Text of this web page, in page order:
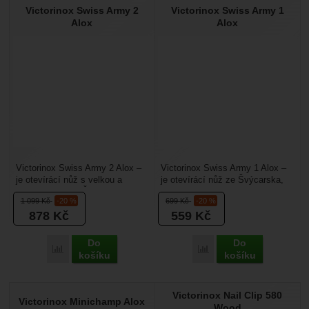
Victorinox Swiss Army 2
Alox
1 099Kč -20 %
878 Kč
Přidat 'Victorinox Swiss Army 2 Alox' k porovnání
Do
košíku
Victorinox Swiss Army 2 Alox –
je otevírácí nůž s velkou a
malou čepelí ze Švýcarska,
který se hodí na...
Victorinox Swiss Army 1
Alox
699Kč -20 %
559 Kč
Přidat 'Victorinox
Do
košíku
Victorinox Swiss Army 1 Alox –
je otevírácí nůž ze Švýcarska,
který se hodí na farmě, ve
městě i v přírodě....
Victorinox Minichamp Alox
Victorinox Nail Clip 580